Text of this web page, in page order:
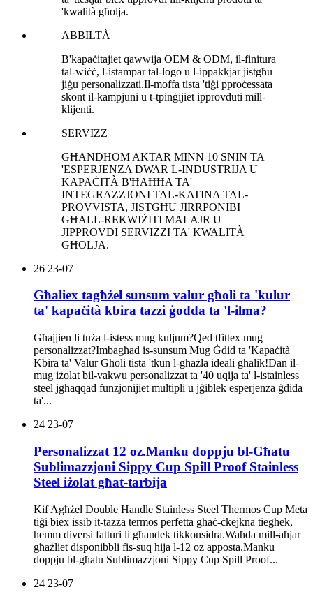
'kwalità għolja.
ABBILTÀ
B'kapaċitajiet qawwija OEM & ODM, il-finitura
tal-wiċċ, l-istampar tal-logo u l-ippakkjar jistgħu
jiġu personalizzati.Il-moffa tista 'tiġi pproċessata
skont il-kampjuni u t-tpinġijiet ipprovduti mill-
klijenti.
SERVIZZ
GĦANDHOM AKTAR MINN 10 SNIN TA
'ESPERJENZA DWAR L-INDUSTRIJA U
KAPAĊITÀ B'ĦAĦĦA TA'
INTEGRAZZJONI TAL-KATINA TAL-
PROVVISTA, JISTGĦU JIRRPONIBI
GĦALL-REKWIŻITI MALAJR U
JIPPROVDI SERVIZZI TA' KWALITÀ
GĦOLJA.
26 23-07
Għaliex tagħżel sunsum valur għoli ta 'kulur
ta' kapaċità kbira tazzi ġodda ta 'l-ilma?
Għajjien li tuża l-istess mug kuljum?Qed tfittex mug
personalizzat?Imbagħad is-sunsum Mug Ġdid ta 'Kapaċità
Kbira ta' Valur Għoli tista 'tkun l-għażla ideali għalik!Dan il-
mug iżolat bil-vakwu personalizzat ta '40 uqija ta' l-istainless
steel jgħaqqad funzjonijiet multipli u jġiblek esperjenza ġdida
ta'...
24 23-07
Personalizzat 12 oz.Manku doppju bl-Għatu
Sublimazzjoni Sippy Cup Spill Proof Stainless
Steel iżolat għat-tarbija
Kif Agħżel Double Handle Stainless Steel Thermos Cup Meta
tiġi biex issib it-tazza termos perfetta għaċ-ċkejkna tiegħek,
hemm diversi fatturi li għandek tikkonsidra.Waħda mill-aħjar
għażliet disponibbli fis-suq hija l-12 oz apposta.Manku
doppju bl-għatu Sublimazzjoni Sippy Cup Spill Proof...
24 23-07